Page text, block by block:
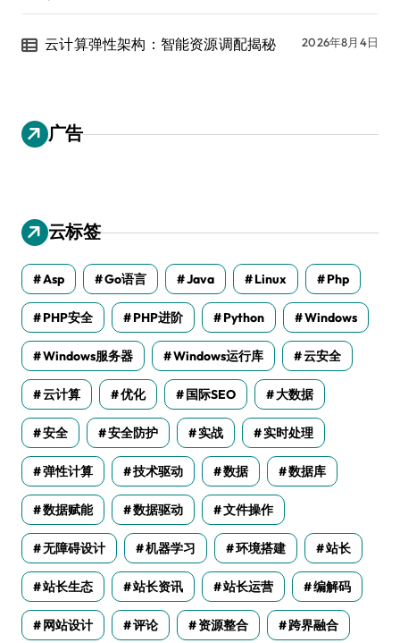
云计算弹性架构：智能资源调配揭秘 2026年8月4日
广告
云标签
Asp Go语言 Java Linux Php
PHP安全 PHP进阶 Python Windows
Windows服务器 Windows运行库 云安全
云计算 优化 国际SEO 大数据
安全 安全防护 实战 实时处理
弹性计算 技术驱动 数据 数据库
数据赋能 数据驱动 文件操作
无障碍设计 机器学习 环境搭建 站长
站长生态 站长资讯 站长运营 编解码
网站设计 评论 资源整合 跨界融合